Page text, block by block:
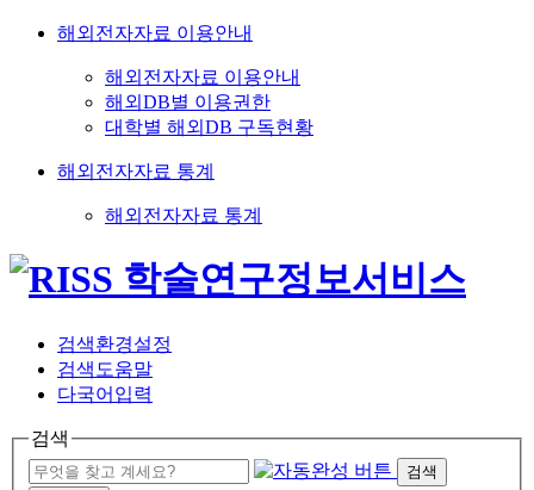
해외전자자료 이용안내
해외전자자료 이용안내
해외DB별 이용권한
대학별 해외DB 구독현황
해외전자자료 통계
해외전자자료 통계
검색환경설정
검색도움말
다국어입력
검색
검색